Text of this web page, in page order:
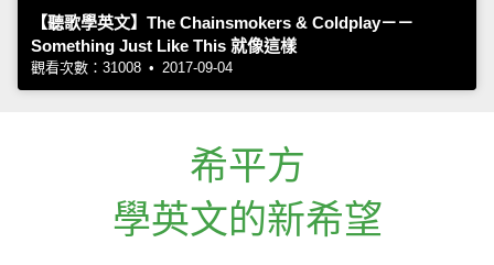
【聽歌學英文】The Chainsmokers & Coldplay－－
Something Just Like This 就像這樣
觀看次數：31008 • 2017-09-04
希平方
學英文的新希望